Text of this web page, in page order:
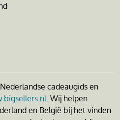
cadeaugids en
. Wij helpen
en België bij het vinden